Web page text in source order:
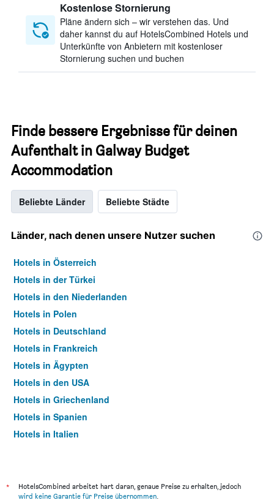
Kostenlose Stornierung
Pläne ändern sich – wir verstehen das. Und
daher kannst du auf HotelsCombined Hotels und
Unterkünfte von Anbietern mit kostenloser
Stornierung suchen und buchen
Finde bessere Ergebnisse für deinen
Aufenthalt in Galway Budget
Accommodation
Beliebte Länder Beliebte Städte
Länder, nach denen unsere Nutzer suchen
Hotels in Österreich
Hotels in der Türkei
Hotels in den Niederlanden
Hotels in Polen
Hotels in Deutschland
Hotels in Frankreich
Hotels in Ägypten
Hotels in den USA
Hotels in Griechenland
Hotels in Spanien
Hotels in Italien
*
HotelsCombined arbeitet hart daran, genaue Preise zu erhalten, jedoch
wird keine Garantie für Preise übernommen.